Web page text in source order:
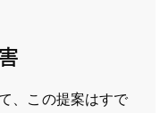
、この提案はすで